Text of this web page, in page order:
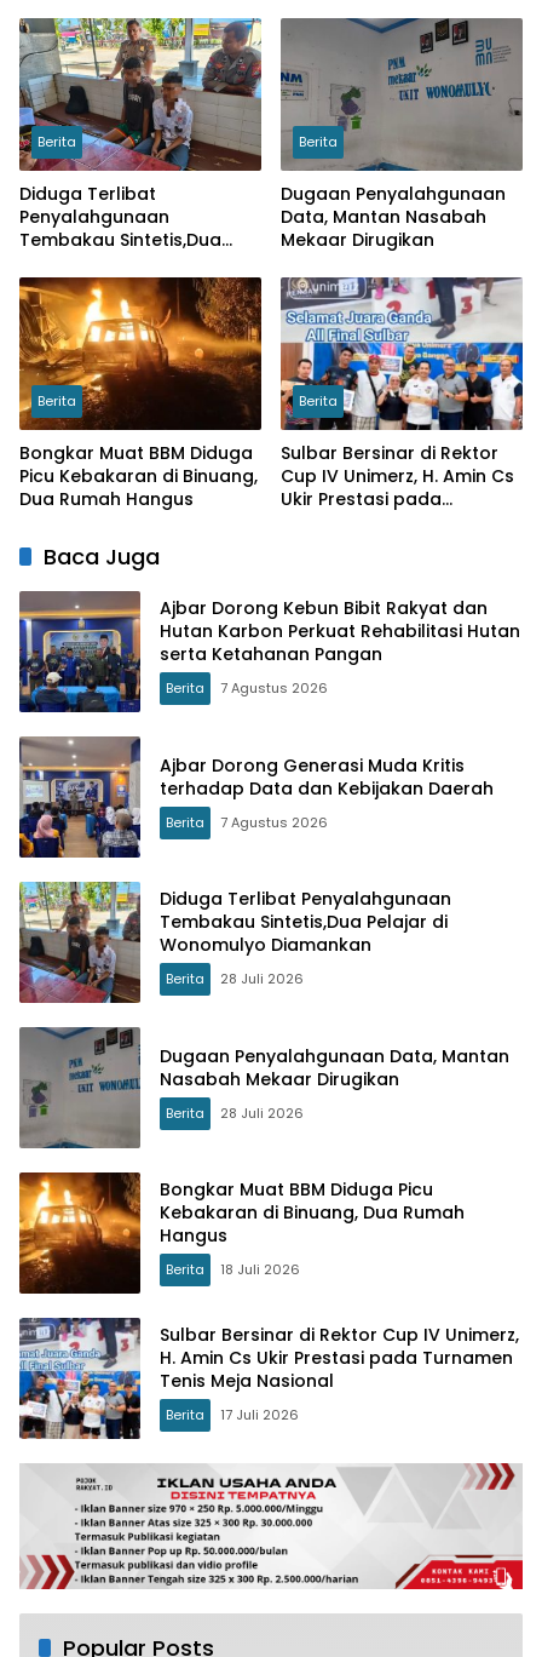
Berita
Diduga Terlibat
Penyalahgunaan
Tembakau Sintetis,Dua
Diamankan
Berita
Dugaan Penyalahgunaan
Data, Mantan Nasabah
Mekaar Dirugikan
Berita
Bongkar Muat BBM Diduga
Picu Kebakaran di Binuang,
Dua Rumah Hangus
Berita
Sulbar Bersinar di Rektor
Cup IV Unimerz, H. Amin Cs
Ukir Prestasi pada
Baca Juga
Ajbar Dorong Kebun Bibit Rakyat dan
Hutan Karbon Perkuat Rehabilitasi Hutan
serta Ketahanan Pangan
Berita 7 Agustus 2026
Ajbar Dorong Generasi Muda Kritis
terhadap Data dan Kebijakan Daerah
Berita 7 Agustus 2026
Diduga Terlibat Penyalahgunaan
Tembakau Sintetis,Dua Pelajar di
Wonomulyo Diamankan
Berita 28 Juli 2026
Dugaan Penyalahgunaan Data, Mantan
Nasabah Mekaar Dirugikan
Berita 28 Juli 2026
Bongkar Muat BBM Diduga Picu
Kebakaran di Binuang, Dua Rumah
Hangus
Berita 18 Juli 2026
Sulbar Bersinar di Rektor Cup IV Unimerz,
H. Amin Cs Ukir Prestasi pada Turnamen
Tenis Meja Nasional
Berita 17 Juli 2026
Popular Posts